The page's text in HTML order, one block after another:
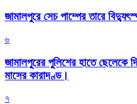
জামালপুরে সেচ পাম্পের তারে
৬
জামালপুরের পুলিশের হাতে ছেলেকে
মাসের কারাদণ্ড।
৭